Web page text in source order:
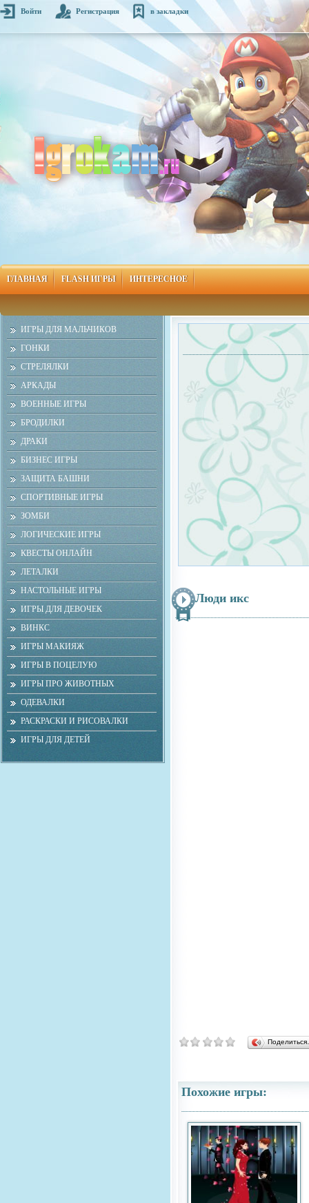
Войти Регистрация в закладки
ГЛАВНАЯ FLASH ИГРЫ ИНТЕРЕСНОЕ
ИГРЫ ДЛЯ МАЛЬЧИКОВ
ГОНКИ
СТРЕЛЯЛКИ
АРКАДЫ
ВОЕННЫЕ ИГРЫ
БРОДИЛКИ
ДРАКИ
БИЗНЕС ИГРЫ
ЗАЩИТА БАШНИ
СПОРТИВНЫЕ ИГРЫ
ЗОМБИ
ЛОГИЧЕСКИЕ ИГРЫ
КВЕСТЫ ОНЛАЙН
ЛЕТАЛКИ
НАСТОЛЬНЫЕ ИГРЫ
ИГРЫ ДЛЯ ДЕВОЧЕК
ВИНКС
ИГРЫ МАКИЯЖ
ИГРЫ В ПОЦЕЛУЮ
ИГРЫ ПРО ЖИВОТНЫХ
ОДЕВАЛКИ
РАСКРАСКИ И РИСОВАЛКИ
ИГРЫ ДЛЯ ДЕТЕЙ
Люди икс
Похожие игры: